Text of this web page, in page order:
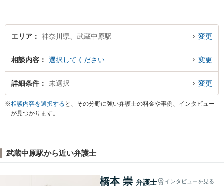
エリア 神奈川県、武蔵中原駅 変更
相談内容 選択してください 変更
詳細条件 未選択 変更
※相談内容を選択する と、その分野に強い弁護士の料金や事例、インタビュー
が見つかります。
武蔵中原駅から近い弁護士
橋本 崇 弁護士 インタビューを見る